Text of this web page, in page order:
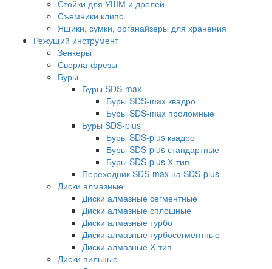
Стойки для УШМ и дрелей
Съемники клипс
Ящики, сумки, органайзеры для хранения
Режущий инструмент
Зенкеры
Сверла-фрезы
Буры
Буры SDS-max
Буры SDS-max квадро
Буры SDS-max проломные
Буры SDS-plus
Буры SDS-plus квадро
Буры SDS-plus стандартные
Буры SDS-plus Х-тип
Переходник SDS-max на SDS-plus
Диски алмазные
Диски алмазные сегментные
Диски алмазные сплошные
Диски алмазные турбо
Диски алмазные турбосегментные
Диски алмазные Х-тип
Диски пильные